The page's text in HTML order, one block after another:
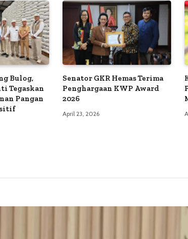
Bulog,
Tegaskan
Pangan
Senator GKR Hemas Terima
Penghargaan KWP Award
2026
April 23, 2026